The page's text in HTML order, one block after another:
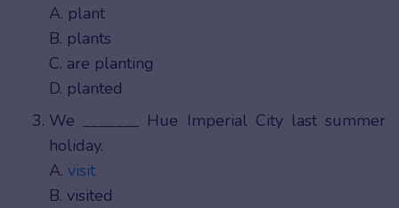
A. plant
B. plants
C. are planting
D. planted
We _______ Hue Imperial City last summer
holiday.
A. visit
B. visited